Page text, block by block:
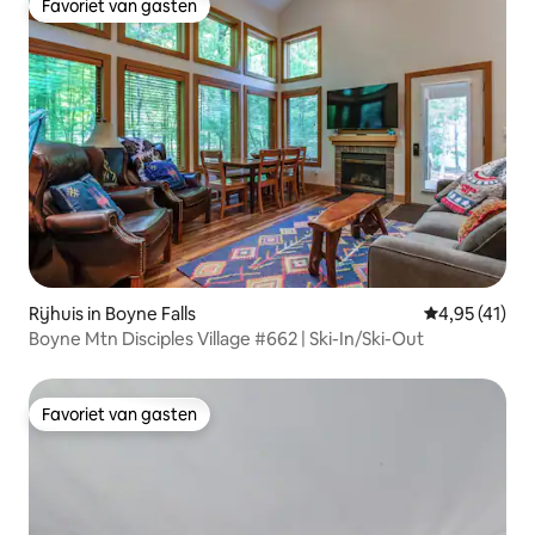
Favoriet van gasten
Favoriet van gasten
Rijhuis in Boyne Falls Gemiddelde
4,95 (41)
Boyne Mtn Disciples Village #662 | Ski-In/Ski-Out
Favoriet van gasten
Favoriet van gasten